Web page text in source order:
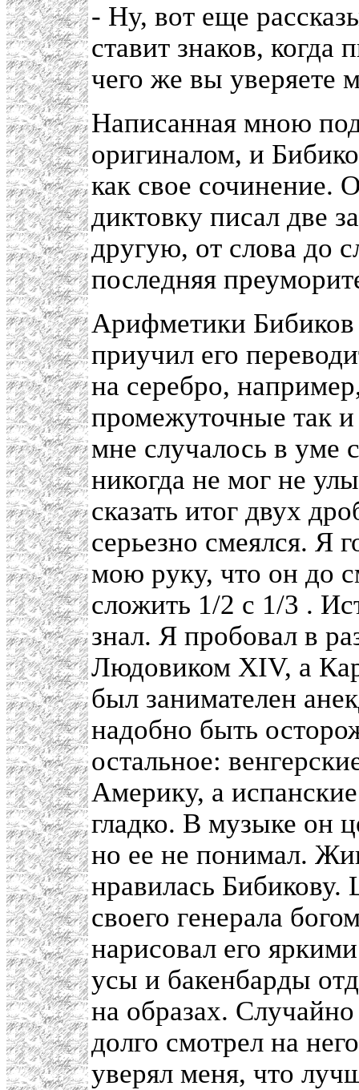
- Ну, вот еще
ставит знаков, когда
чего же вы уверяете
Написанная мною
оригиналом, и
как свое сочинение.
диктовку писал две
другую, от слова до
последняя
Арифметики Бибиков
приучил его
на серебро,
промежуточные так
мне случалось в уме
никогда не мог не
сказать итог двух
серьезно смеялся. Я
мою руку, что он до
сложить 1/2 с 1/3 .
знал. Я пробовал в
Людовиком XIV, а
был занимателен
надобно быть
остальное:
Америку, а
гладко. В музыке он
но ее не понимал.
нравилась Бибикову.
своего генерала
нарисовал его
усы и бакенбарды
на образах.
долго смотрел на
уверял меня, что